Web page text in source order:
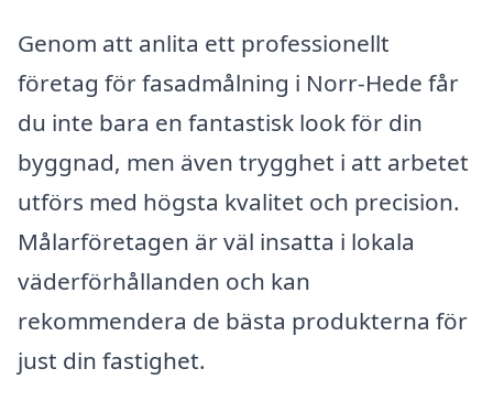
Genom att anlita ett professionellt
företag för fasadmålning i Norr-Hede får
du inte bara en fantastisk look för din
byggnad, men även trygghet i att arbetet
utförs med högsta kvalitet och precision.
Målarföretagen är väl insatta i lokala
väderförhållanden och kan
rekommendera de bästa produkterna för
just din fastighet.